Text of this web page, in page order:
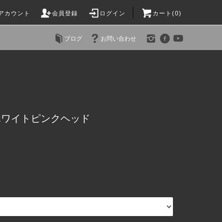
カウント 会員登録 ログイン カート(0)
ブログ お問い合わせ
イトピンクヘッド